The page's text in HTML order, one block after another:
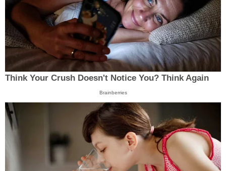
Think Your Crush Doesn't Notice You? Think Again
Brainberries